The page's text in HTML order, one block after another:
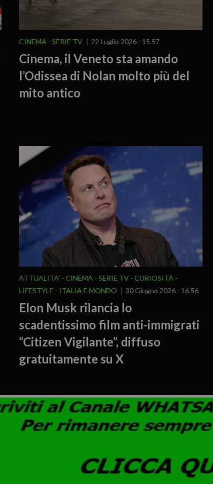
CINEMA - SERIE TV 22 Luglio 2026 - 15.57
Cinema, il Veneto sta amando
l’Odissea di Nolan molto più del
mito antico
ATTUALITA' CINEMA - SERIE TV
CURIOSITÀ -
LIFESTYLE
ITALIA E MONDO 30 Giugno 2026 - 16.56
Elon Musk rilancia lo
scadentissimo film anti-immigrati
“Citizen Vigilante”, diffuso
gratuitamente su X